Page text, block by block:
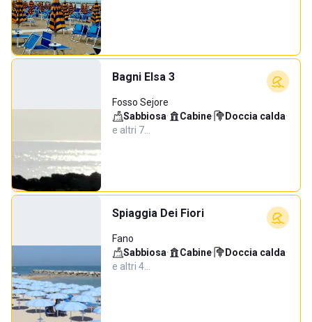
Bagni Elsa 3
Fosso Sejore
Sabbiosa· Cabine· Doccia calda·
e altri 7…
Spiaggia Dei Fiori
Fano
Sabbiosa· Cabine· Doccia calda·
e altri 4…